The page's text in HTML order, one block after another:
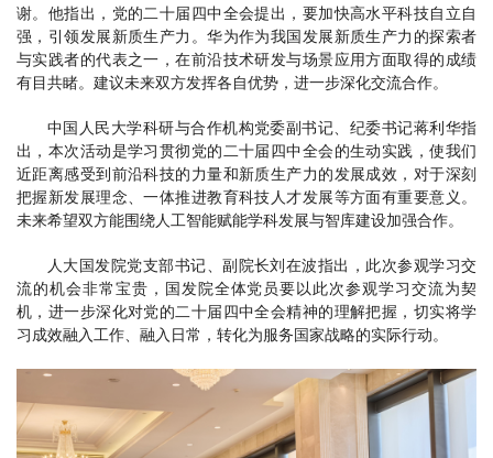
谢。他指出，党的二十届四中全会提出，要加快高水平科技自立自
强，引领发展新质生产力。华为作为我国发展新质生产力的探索者
与实践者的代表之一，在前沿技术研发与场景应用方面取得的成绩
有目共睹。建议未来双方发挥各自优势，进一步深化交流合作。
中国人民大学科研与合作机构党委副书记、纪委书记蒋利华指
出，本次活动是学习贯彻党的二十届四中全会的生动实践，使我们
近距离感受到前沿科技的力量和新质生产力的发展成效，对于深刻
把握新发展理念、一体推进教育科技人才发展等方面有重要意义。
未来希望双方能围绕人工智能赋能学科发展与智库建设加强合作。
人大国发院党支部书记、副院长刘在波指出，此次参观学习交
流的机会非常宝贵，国发院全体党员要以此次参观学习交流为契
机，进一步深化对党的二十届四中全会精神的理解把握，切实将学
习成效融入工作、融入日常，转化为服务国家战略的实际行动。